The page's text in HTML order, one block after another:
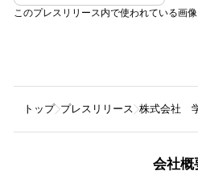
このプレスリリース内で使われている画
トップ プレスリリース 株式会社
会社概